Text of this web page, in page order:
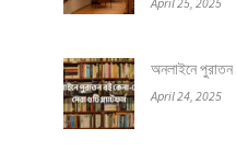
অনলাইনে পুরাতন
April 24, 2025